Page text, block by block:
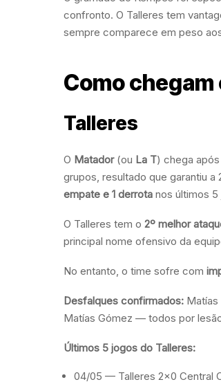
confronto. O Talleres tem
sempre comparece em peso
Como chegam
Talleres
O Matador(ou La T) chega após
grupos, resultado que garantiu
empate e 1 derrota nos últimos 5
O Talleres tem o 2º melhor
principal nome ofensivo da
No entanto, o time sofre com
Desfalques confirmados: Matías
Matías Gómez — todos por
Últimos 5 jogos do Talleres:
04/05 — Talleres 2×0 Central